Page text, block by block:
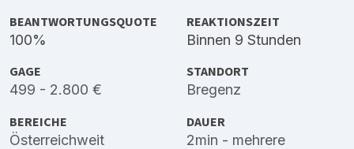
BEANTWORTUNGSQUOTE
100%
REAKTIONSZEIT
Binnen 9 Stunden
GAGE
499 - 2.800 €
STANDORT
Bregenz
BEREICHE
Österreichweit
DAUER
2min - mehrere